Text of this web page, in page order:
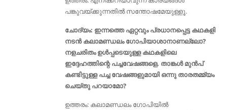
പങ്കുവയ്ക്കുന്നതിൽ സന്തോഷമേയുള്ളൂ.
ചോദ്യം: ഇന്നത്തെ ഏറ്റവും പ്രധാനപ്പെട്ട കഥകളി
നടൻ കലാമണ്ഡലം ഗോപിയാശാനാണല്ലോ?
നളചരിതം ഉള്‍പ്പടെയുള്ള കഥകളിലെ
ഇദ്ദേഹത്തിന്റെ പച്ചവേഷങ്ങളെ, താങ്കൾ മുന്‍പ്
കണ്ടിട്ടുള്ള പച്ച വേഷങ്ങളുമായി ഒന്നു താരതമ്മ്യം
ചെയ്തു പറയാമോ?
ഉത്തരം: കലാമണ്ഡലം ഗോപിയില്‍